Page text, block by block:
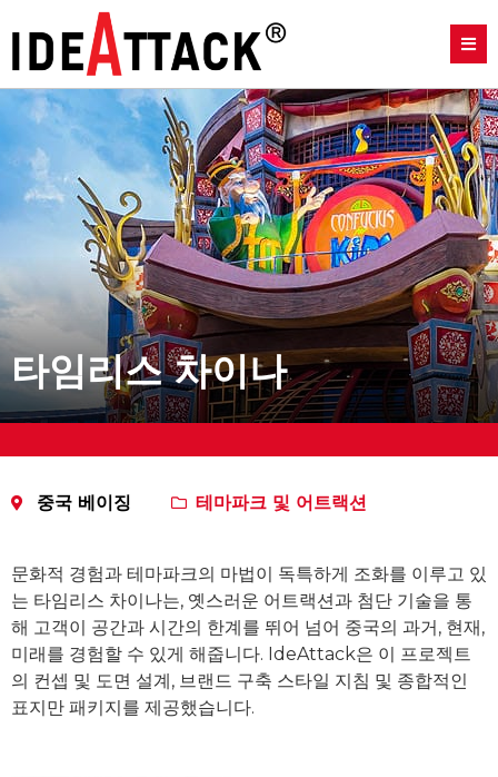
타임리스 차이나
중국 베이징 테마파크 및 어트랙션
문화적 경험과 테마파크의 마법이 독특하게 조화를 이루고 있
는 타임리스 차이나는, 옛스러운 어트랙션과 첨단 기술을 통
해 고객이 공간과 시간의 한계를 뛰어 넘어 중국의 과거, 현재,
미래를 경험할 수 있게 해줍니다. IdeAttack은 이 프로젝트
의 컨셉 및 도면 설계, 브랜드 구축 스타일 지침 및 종합적인
표지만 패키지를 제공했습니다.